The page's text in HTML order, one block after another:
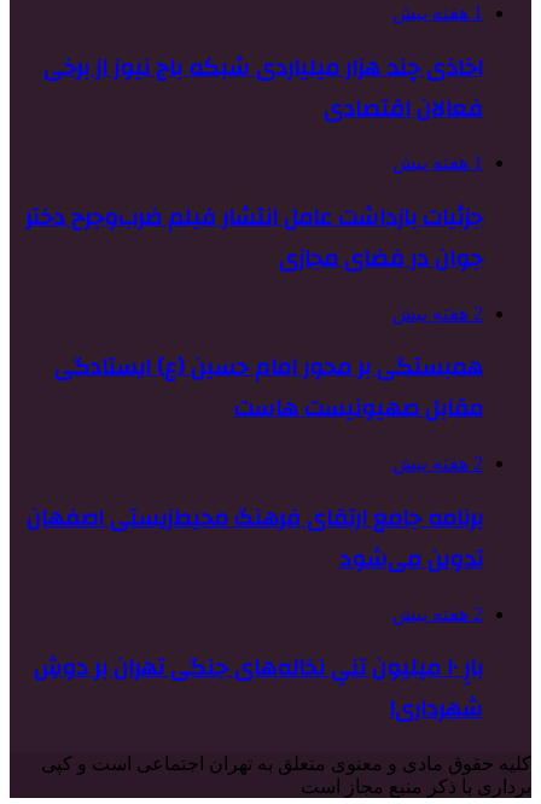
1 هفته پیش
اخاذی چند هزار میلیاردی شبکه باج نیوز از برخی
فعالان اقتصادی
1 هفته پیش
جزئیات بازداشت عامل انتشار فیلم ضرب‌وجرح دختر
جوان در فضای مجازی
2 هفته پیش
همبستگی بر محور امام حسین (ع) ایستادگی
مقابل صهیونیست هاست
2 هفته پیش
برنامه جامع ارتقای فرهنگ محیط‌زیستی اصفهان
تدوین می‌شود
2 هفته پیش
بارِ ۱۰ میلیون تنیِ نخاله‌های جنگی تهران بر دوشِ
شهرداری!
کلیه حقوق مادی و معنوی متعلق به تهران اجتماعی است و کپی
برداری با ذکر منبع مجاز است